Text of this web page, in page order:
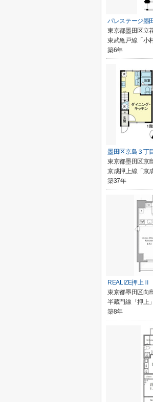
パレステージ墨
東京都墨田区立
東武亀戸線「小
築6年
墨田区京島３丁
東京都墨田区京
京成押上線「京
築37年
REALIZE押上Ⅱ
東京都墨田区向
半蔵門線「押上
築8年